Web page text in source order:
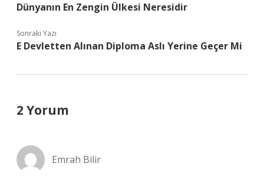
Dünyanın En Zengin Ülkesi Neresidir
Sonraki Yazı
E Devletten Alınan Diploma Aslı Yerine Geçer Mi
2 Yorum
Emrah Bilir